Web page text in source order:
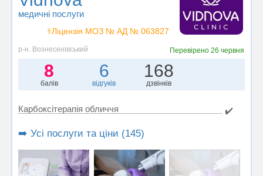
медичні послуги
⚕️Ліцензія МОЗ № АД № 063827
р-н. Вознесенівський Перевірено26 червня
8
балів
6
відгуків
168
дзвінків
Карбоксітерапія обличчя ✔️
➡️ Усі послуги та ціни (145)